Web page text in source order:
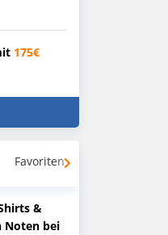
175€
Favoriten
&
Noten bei